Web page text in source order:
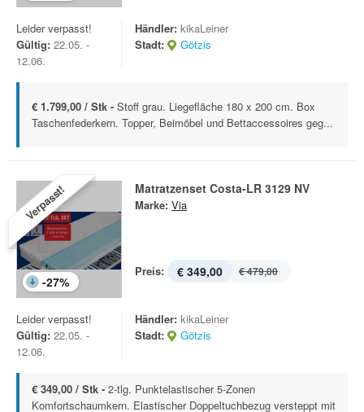
Leider verpasst!
Gültig: 22.05. -
12.06.
Händler: kikaLeiner
Stadt:
Götzis
€ 1.799,00 / Stk - Stoff grau. Liegefläche 180 x 200 cm. Box
Taschenfederkern. Topper, Beimöbel und Bettaccessoires geg...
Verpasst!
-27%
Matratzenset Costa-LR 3129 NV
Marke: Via
Preis: € 349,00 € 479,00
Leider verpasst!
Gültig: 22.05. -
12.06.
Händler: kikaLeiner
Stadt:
Götzis
€ 349,00 / Stk - 2-tlg. Punktelastischer 5-Zonen
Komfortschaumkern. Elastischer Doppeltuchbezug versteppt mit